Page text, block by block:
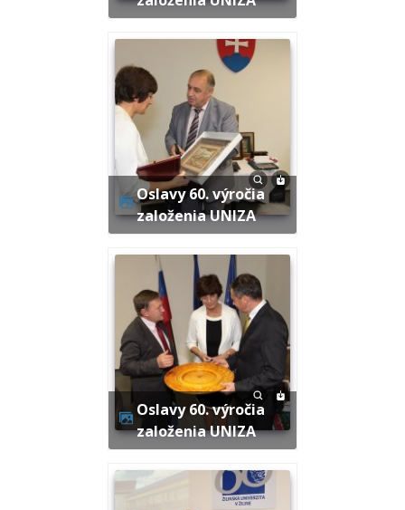
Oslavy 60. výročia
založenia UNIZA
Oslavy 60. výročia
založenia UNIZA